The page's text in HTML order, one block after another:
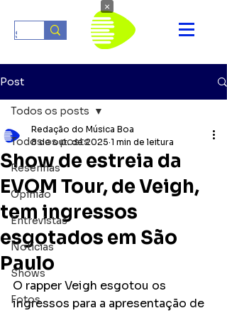
Post
Todos os posts
Resenhas
Opinião
Entrevistas
Notícias
Shows
Fotos
Todos os posts
Show de estreia da
EVOM Tour, de Veigh,
tem ingressos
esgotados em São
Paulo
Redação do Música Boa
8 de out. de 2025 1 min de leitura
O rapper Veigh esgotou os
ingressos para a apresentação de
×